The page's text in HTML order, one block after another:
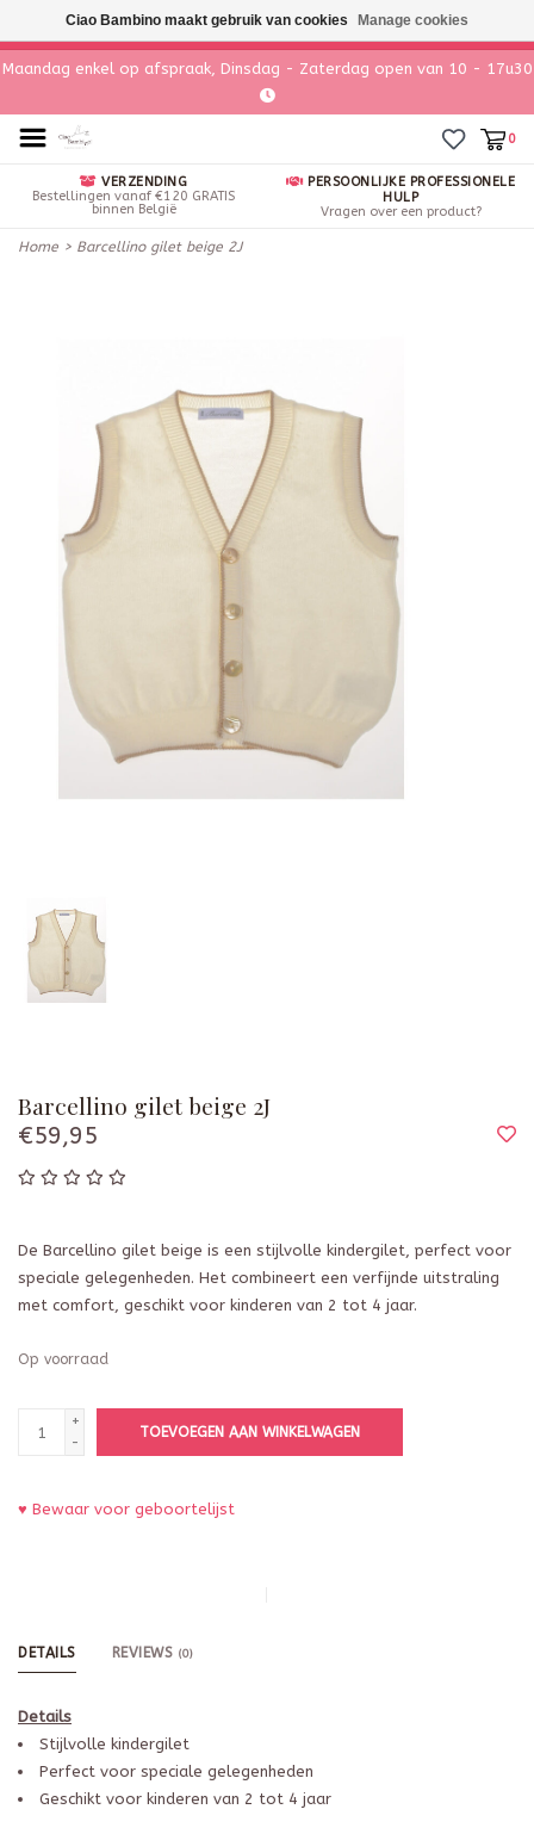
Maandag enkel op afspraak, Dinsdag - Zaterdag open van 10 - 17u30
0
VERZENDING
Bestellingen vanaf €120 GRATIS
binnen België
PERSOONLIJKE PROFESSIONELE
HULP
Vragen over een product?
Home > Barcellino gilet beige 2J
Barcellino gilet beige 2J
€59,95
De Barcellino gilet beige is een stijlvolle kindergilet, perfect voor
speciale gelegenheden. Het combineert een verfijnde uitstraling
met comfort, geschikt voor kinderen van 2 tot 4 jaar.
Op voorraad
+
-
TOEVOEGEN AAN WINKELWAGEN
♥ Bewaar voor geboortelijst
DETAILS REVIEWS (0)
Details
Stijlvolle kindergilet
Perfect voor speciale gelegenheden
Geschikt voor kinderen van 2 tot 4 jaar
Ciao Bambino maakt gebruik van cookies Manage cookies